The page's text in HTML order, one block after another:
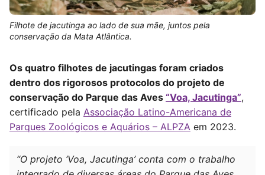
Filhote de jacutinga ao lado de sua mãe, juntos pela
conservação da Mata Atlântica.
Os quatro filhotes de jacutingas foram criados
dentro dos rigorosos protocolos do projeto de
conservação do Parque das Aves “Voa, Jacutinga”,
certificado pela Associação Latino-Americana de
Parques Zoológicos e Aquários – ALPZA em 2023.
“O projeto ‘Voa, Jacutinga’ conta com o trabalho